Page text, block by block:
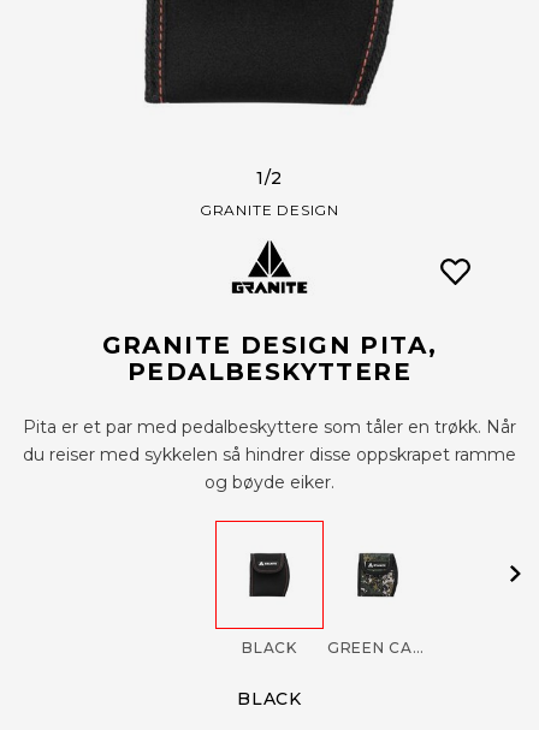
1/2
GRANITE DESIGN
GRANITE DESIGN PITA,
PEDALBESKYTTERE
Pita er et par med pedalbeskyttere som tåler en trøkk. Når
du reiser med sykkelen så hindrer disse oppskrapet ramme
og bøyde eiker.
BLACK GREEN CAMO
BLACK